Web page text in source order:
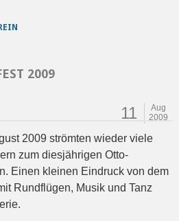
2009
11
Aug
2009
2009 strömten wieder viele
zum diesjährigen Otto-
Einen kleinen Eindruck von dem
Rundflügen, Musik und Tanz